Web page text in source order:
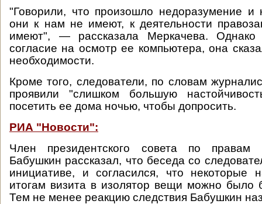
"Говорили, что произошло недоразумение и
они к нам не имеют, к деятельности
имеют", — рассказала Меркачева. Однако
согласие на осмотр ее компьютера, она
необходимости.
Кроме того, следователи, по словам
проявили "слишком большую
посетить ее дома ночью, чтобы допросить.
РИА "Новости":
Член президентского совета по правам
Бабушкин рассказал, что беседа со
инициативе, и согласился, что некоторые
итогам визита в изолятор вещи можно было
Тем не менее реакцию следствия Бабушкин